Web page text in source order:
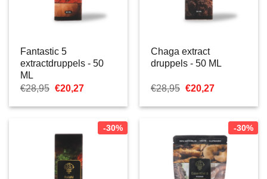
Fantastic 5
extractdruppels - 50
ML
€28,95 Oorspronkelijke
was:
€20,27Huidige
is:
Chaga extract
druppels - 50 ML
€28,95 Oorspronkelijke
was:
€20,27Huidige
is:
-30% -30%